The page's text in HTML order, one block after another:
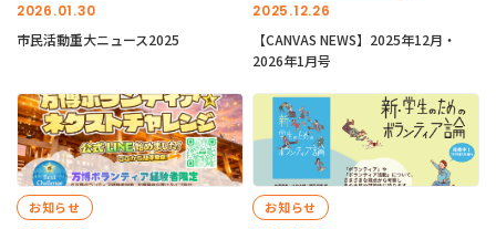
2026.01.30
市民活動重大ニュース2025
2025.12.26
【CANVAS NEWS】2025年12月・
2026年1月号
お知らせ お知らせ